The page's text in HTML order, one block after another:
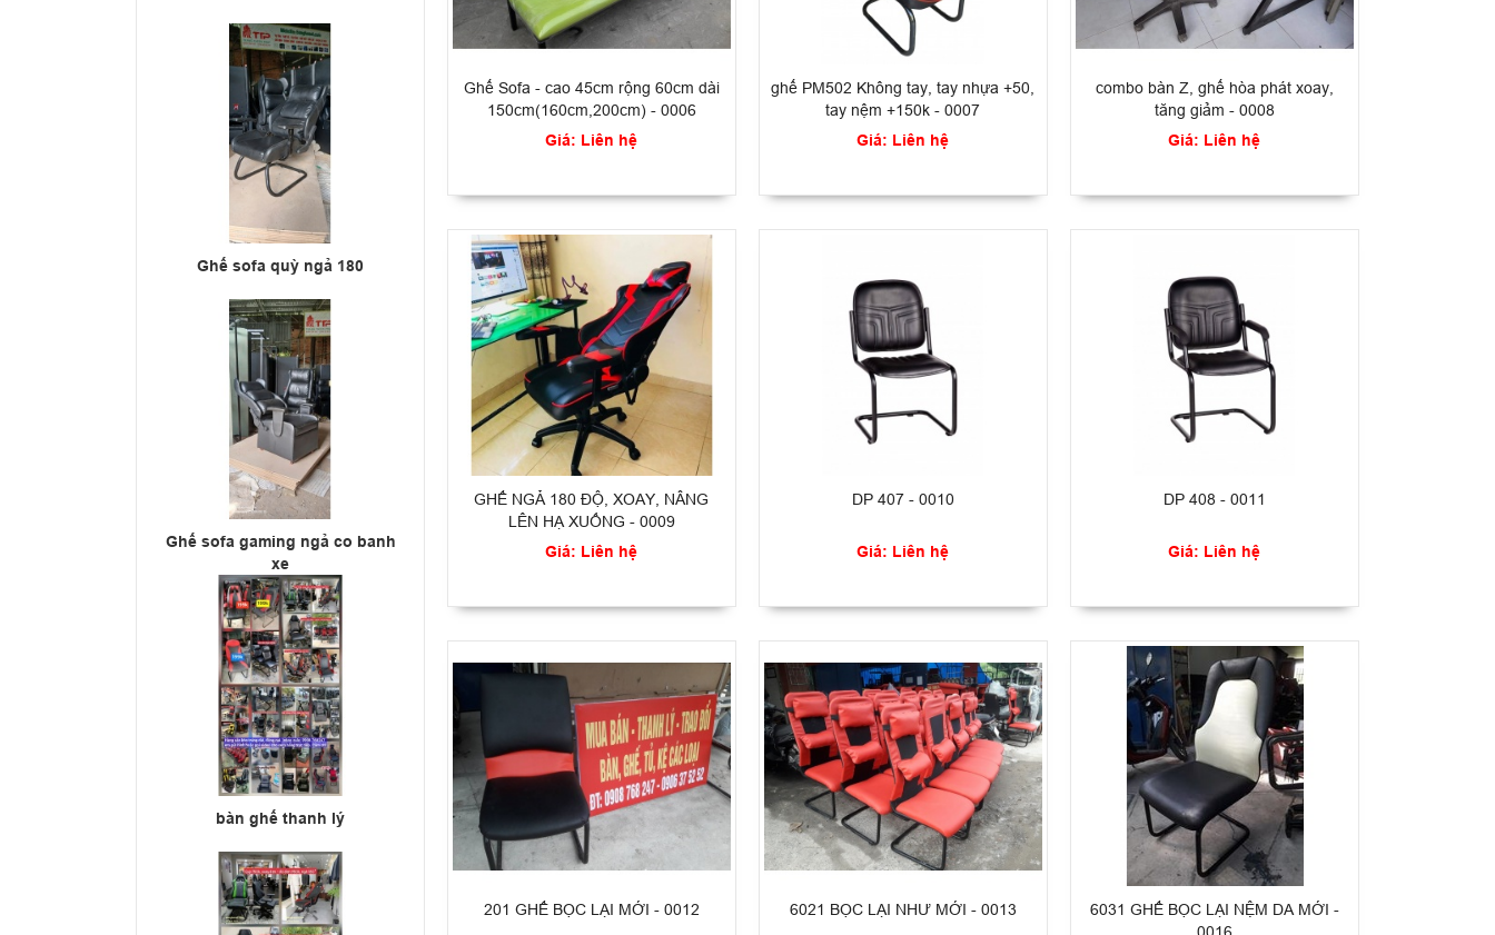
Ghế sofa quỳ ngả 180
Ghế sofa gaming ngả co banh
xe
bàn ghế thanh lý
Ghế Sofa - cao 45cm rộng 60cm dài
150cm(160cm,200cm) - 0006
Giá: Liên hệ
ghế PM502 Không tay, tay nhựa +50,
tay nệm +150k - 0007
Giá: Liên hệ
combo bàn Z, ghế hòa phát xoay,
tăng giảm - 0008
Giá: Liên hệ
GHẾ NGẢ 180 ĐỘ, XOAY, NÂNG
LÊN HẠ XUỐNG - 0009
Giá: Liên hệ
DP 407 - 0010
Giá: Liên hệ
DP 408 - 0011
Giá: Liên hệ
201 GHẾ BỌC LẠI MỚI - 0012 6021 BỌC LẠI NHƯ MỚI - 0013
6031 GHẾ BỌC LẠI NỆM DA MỚI -